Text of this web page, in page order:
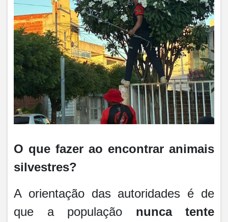
​O que fazer ao encontrar animais
silvestres?
A orientação das autoridades é de
que a população nunca tente